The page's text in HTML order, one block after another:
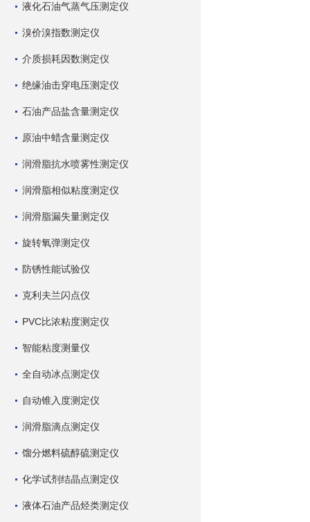
液化石油气蒸气压测定仪
溴价溴指数测定仪
介质损耗因数测定仪
绝缘油击穿电压测定仪
石油产品盐含量测定仪
原油中蜡含量测定仪
润滑脂抗水喷雾性测定仪
润滑脂相似粘度测定仪
润滑脂漏失量测定仪
旋转氧弹测定仪
防锈性能试验仪
克利夫兰闪点仪
PVC比浓粘度测定仪
智能粘度测量仪
全自动冰点测定仪
自动锥入度测定仪
润滑脂滴点测定仪
馏分燃料硫醇硫测定仪
化学试剂结晶点测定仪
液体石油产品烃类测定仪